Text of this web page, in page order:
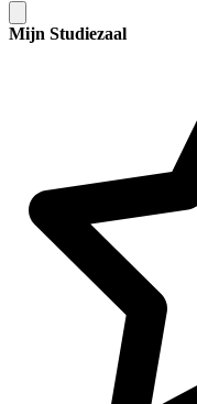
Mijn Studiezaal